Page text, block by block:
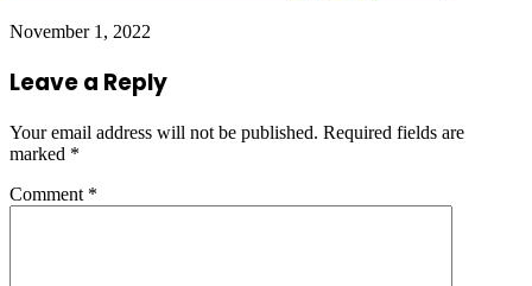
November 1, 2022
Leave a Reply
Your email address will not be published. Required fields are
marked *
Comment *